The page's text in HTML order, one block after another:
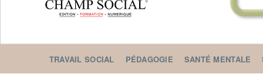
TRAVAIL SOCIAL PÉDAGOGIE SANTÉ MENTALE